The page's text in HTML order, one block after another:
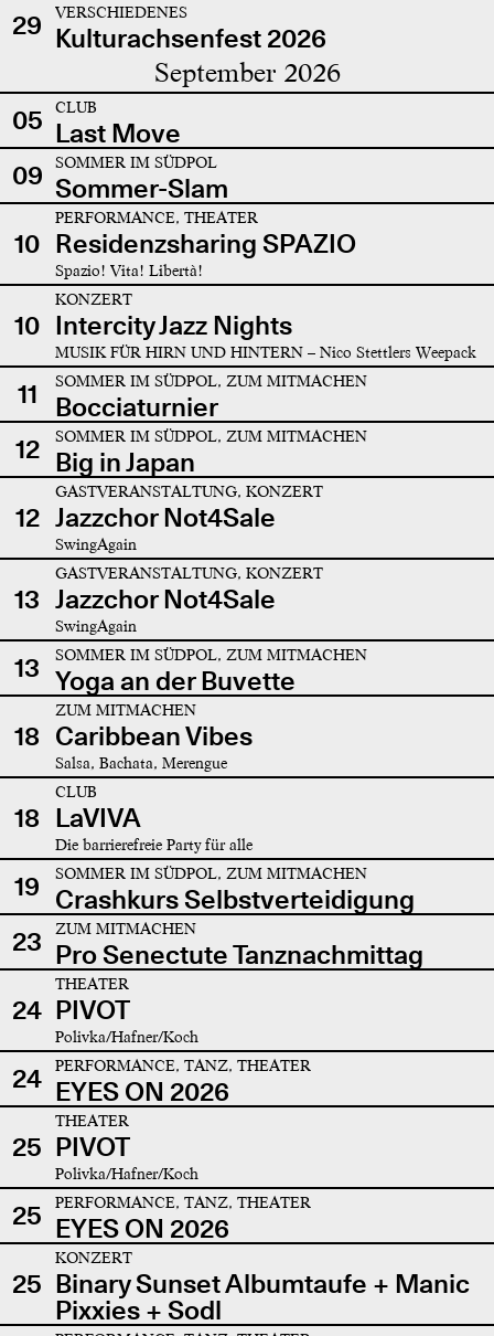
29 VERSCHIEDENES
Kulturachsenfest 2026
September 2026
05 CLUB
Last Move
09
SOMMER IM SÜDPOL
Sommer-Slam
10
PERFORMANCE, THEATER
Residenzsharing SPAZIO
Spazio! Vita! Libertà!
10
KONZERT
Intercity Jazz Nights
MUSIK FÜR HIRN UND HINTERN – Nico Stettlers Weepack
11 SOMMER IM SÜDPOL, ZUM MITMACHEN
Bocciaturnier
12
SOMMER IM SÜDPOL, ZUM MITMACHEN
Big in Japan
12
GASTVERANSTALTUNG, KONZERT
Jazzchor Not4Sale
SwingAgain
13
GASTVERANSTALTUNG, KONZERT
Jazzchor Not4Sale
SwingAgain
13 SOMMER IM SÜDPOL, ZUM MITMACHEN
Yoga an der Buvette
18
ZUM MITMACHEN
Caribbean Vibes
Salsa, Bachata, Merengue
18
CLUB
LaVIVA
Die barrierefreie Party für alle
19 SOMMER IM SÜDPOL, ZUM MITMACHEN
Crashkurs Selbstverteidigung
23
ZUM MITMACHEN
Pro Senectute Tanznachmittag
24
THEATER
PIVOT
Polivka/Hafner/Koch
24 PERFORMANCE, TANZ, THEATER
EYES ON 2026
25
THEATER
PIVOT
Polivka/Hafner/Koch
25 PERFORMANCE, TANZ, THEATER
EYES ON 2026
25
KONZERT
Binary Sunset Albumtaufe + Manic
Pixxies + Sodl